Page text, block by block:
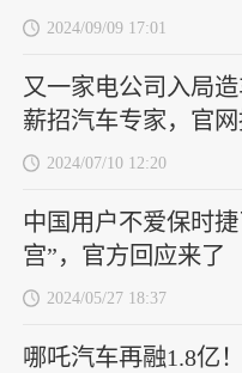
2024/09/09 17:01
又一家电公司入局
薪招汽车专家，官
2024/07/10 12:20
中国用户不爱保时
宫”，官方回应来了
2024/05/27 18:37
哪吒汽车再融1.8亿